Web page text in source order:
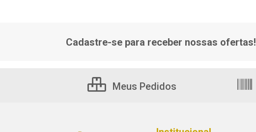
Cadastre-se para receber nossas ofertas!
Meus Pedidos